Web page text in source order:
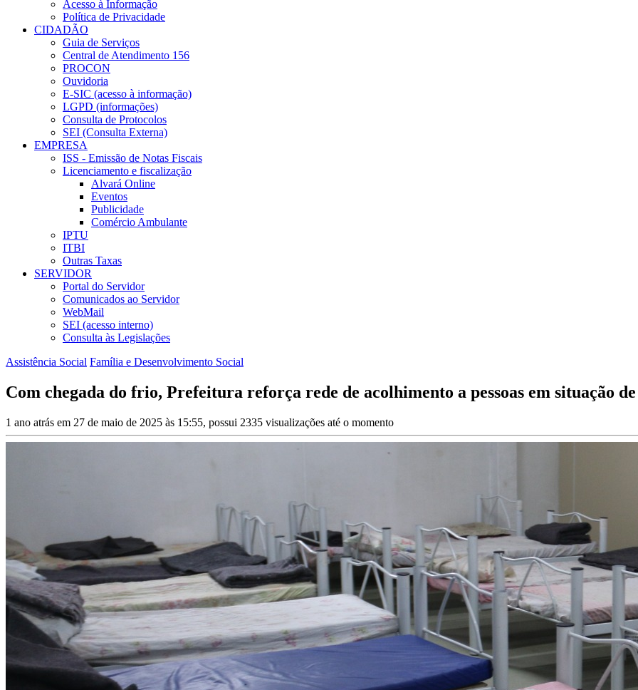
Acesso à Informação
Política de Privacidade
CIDADÃO
Guia de Serviços
Central de Atendimento 156
PROCON
Ouvidoria
E-SIC (acesso à informação)
LGPD (informações)
Consulta de Protocolos
SEI (Consulta Externa)
EMPRESA
ISS - Emissão de Notas Fiscais
Licenciamento e fiscalização
Alvará Online
Eventos
Publicidade
Comércio Ambulante
IPTU
ITBI
Outras Taxas
SERVIDOR
Portal do Servidor
Comunicados ao Servidor
WebMail
SEI (acesso interno)
Consulta às Legislações
Assistência Social Família e Desenvolvimento Social
Com chegada do frio, Prefeitura reforça rede de acolhimento a pessoas em situação
1 ano atrás em 27 de maio de 2025 às 15:55, possui 2335 visualizações até o momento